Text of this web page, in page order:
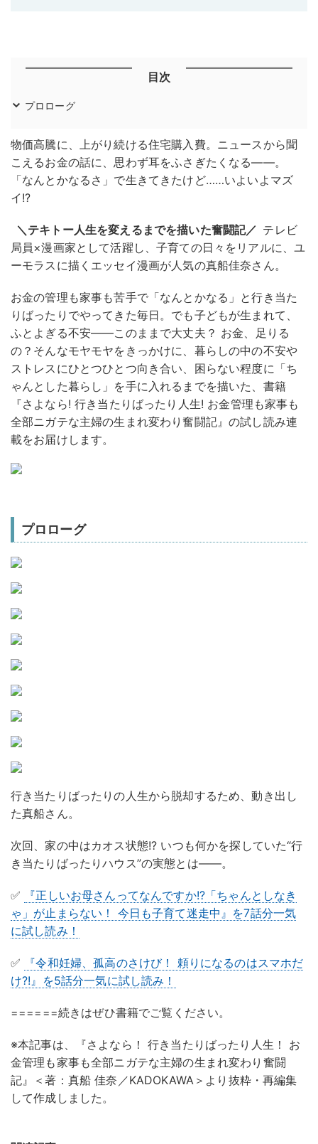
目次
プロローグ
物価高騰に、上がり続ける住宅購入費。ニュースから聞
こえるお金の話に、思わず耳をふさぎたくなる——。
「なんとかなるさ」で生きてきたけど……いよいよマズ
イ!?
＼テキトー人生を変えるまでを描いた奮闘記／ テレビ
局員×漫画家として活躍し、子育ての日々をリアルに、ユ
ーモラスに描くエッセイ漫画が人気の真船佳奈さん。
お金の管理も家事も苦手で「なんとかなる」と行き当た
りばったりでやってきた毎日。でも子どもが生まれて、
ふとよぎる不安——このままで大丈夫？ お金、足りる
の？そんなモヤモヤをきっかけに、暮らしの中の不安や
ストレスにひとつひとつ向き合い、困らない程度に「ち
ゃんとした暮らし」を手に入れるまでを描いた、書籍
『さよなら! 行き当たりばったり人生! お金管理も家事も
全部ニガテな主婦の生まれ変わり奮闘記』の試し読み連
載をお届けします。
プロローグ
行き当たりばったりの人生から脱却するため、動き出し
た真船さん。
次回、家の中はカオス状態!? いつも何かを探していた“行
き当たりばったりハウス”の実態とは——。
✅
『正しいお母さんってなんですか!?「ちゃんとしなき
ゃ」が止まらない！ 今日も子育て迷走中』を7話分一気
に試し読み！
✅
『令和妊婦、孤高のさけび！ 頼りになるのはスマホだ
け?!』を5話分一気に試し読み！
======続きはぜひ書籍でご覧ください。
※本記事は、『さよなら！ 行き当たりばったり人生！ お
金管理も家事も全部ニガテな主婦の生まれ変わり奮闘
記』＜著：真船 佳奈／KADOKAWA＞より抜粋・再編集
して作成しました。